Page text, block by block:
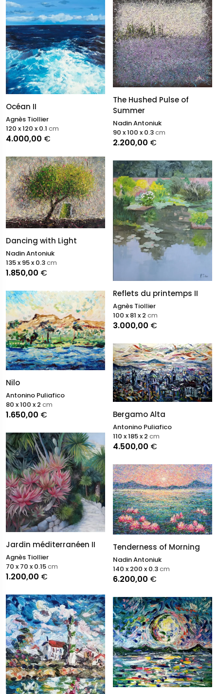
Océan II
Agnès Tiollier
4.000,00 €
120 x 120 x 0.1 cm
Dancing with Light
Nadin Antoniuk
1.850,00 €
135 x 95 x 0.3cm
Nilo
Antonino Puliafico
1.650,00 €
80 x 100 x 2 cm
Jardin méditerranéen II
Agnès Tiollier
1.200,00 €
70 x 70 x 0.15cm
The Hushed Pulse of
Summer
Nadin Antoniuk
2.200,00 €
90 x 100 x 0.3cm
Reflets du printemps II
Agnès Tiollier
3.000,00 €
100 x 81 x 2 cm
Bergamo Alta
Antonino Puliafico
4.500,00 €
110 x 185 x 2 cm
Tenderness of Morning
Nadin Antoniuk
6.200,00 €
140 x 200 x 0.3cm